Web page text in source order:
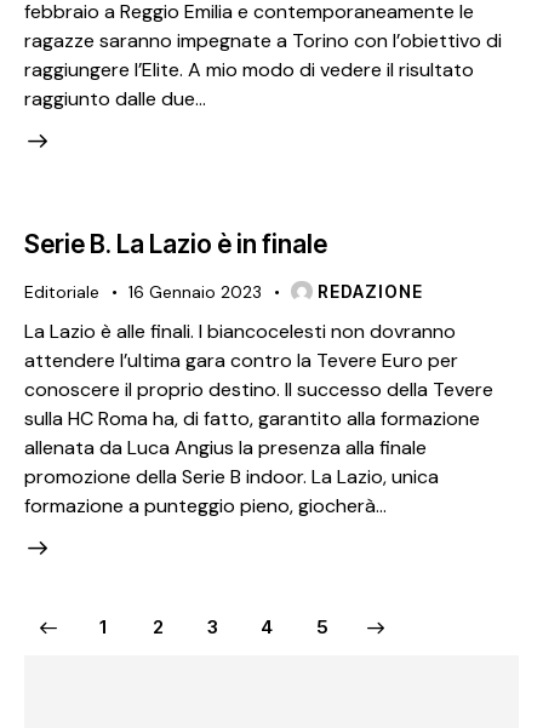
febbraio a Reggio Emilia e contemporaneamente le
ragazze saranno impegnate a Torino con l’obiettivo di
raggiungere l’Elite. A mio modo di vedere il risultato
raggiunto dalle due…
Serie B. La Lazio è in finale
Editoriale 16 Gennaio 2023 REDAZIONE
La Lazio è alle finali. I biancocelesti non dovranno
attendere l’ultima gara contro la Tevere Euro per
conoscere il proprio destino. Il successo della Tevere
sulla HC Roma ha, di fatto, garantito alla formazione
allenata da Luca Angius la presenza alla finale
promozione della Serie B indoor. La Lazio, unica
formazione a punteggio pieno, giocherà…
1 2 3 4 5